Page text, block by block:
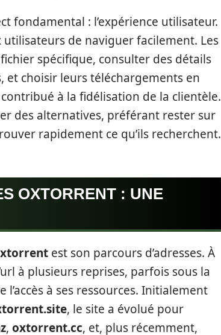
fondamental : l’expérience utilisateur.
de naviguer facilement. Les
spécifique, consulter des détails
et choisir leurs téléchargements en
à la fidélisation de la clientèle.
des alternatives, préférant rester sur
rapidement ce qu’ils recherchent.
OXTORRENT : UNE
est son parcours d’adresses. À
à plusieurs reprises, parfois sous la
à ses ressources. Initialement
, le site a évolué pour
, oxtorrent.cc, et, plus récemment,